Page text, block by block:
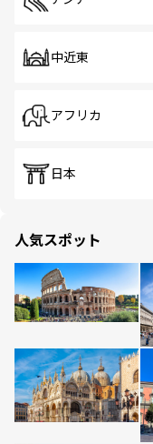
中近東
アフリカ
日本
人気スポット